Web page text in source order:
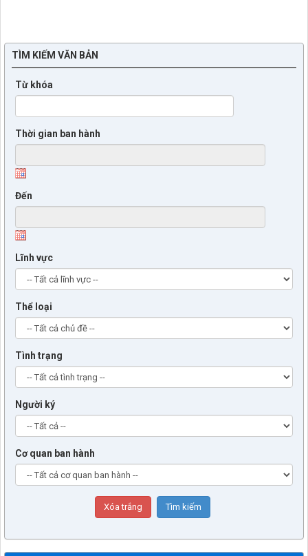
TÌM KIẾM VĂN BẢN
Từ khóa
Thời gian ban hành
Đến
Lĩnh vực
Thể loại
Tình trạng
Người ký
Cơ quan ban hành